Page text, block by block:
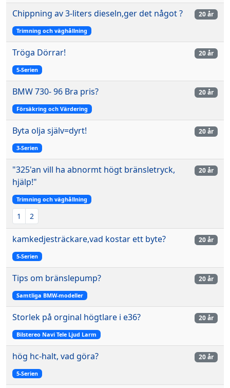
Chippning av 3-liters dieseln,ger det något ?
Trimning och väghållning
20 år
Tröga Dörrar!
5-Serien
20 år
BMW 730- 96 Bra pris?
Försäkring och Värdering
20 år
Byta olja själv=dyrt!
3-Serien
20 år
"325'an vill ha abnormt högt bränsletryck,
hjälp!"
Trimning och väghållning
1 2
20 år
kamkedjesträckare,vad kostar ett byte?
5-Serien
20 år
Tips om bränslepump?
Samtliga BMW-modeller
20 år
Storlek på orginal högtlare i e36?
Bilstereo Navi Tele Ljud Larm
20 år
hög hc-halt, vad göra?
5-Serien
20 år